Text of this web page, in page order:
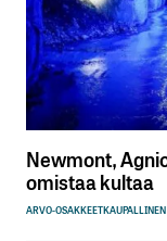
Newmont,
omistaa kultaa
ARVO-OSAKKEET